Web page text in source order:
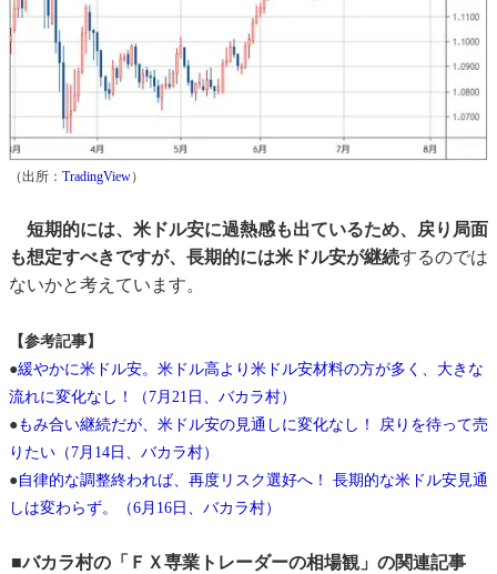
（出所： TradingView）
短期的には、米ドル安に過熱感も出ているため、戻り局面
も想定すべきですが、長期的には米ドル安が継続するのでは
ないかと考えています。
【参考記事】
●緩やかに米ドル安。米ドル高より米ドル安材料の方が多く、大きな
流れに変化なし！（7月21日、バカラ村）
●もみ合い継続だが、米ドル安の見通しに変化なし！ 戻りを待って売
りたい（7月14日、バカラ村）
●自律的な調整終われば、再度リスク選好へ！ 長期的な米ドル安見通
しは変わらず。（6月16日、バカラ村）
■バカラ村の「ＦＸ専業トレーダーの相場観」の関連記事